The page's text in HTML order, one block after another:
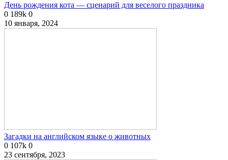
День рождения кота — сценарий для веселого праздника
0 189k 0
10 января, 2024
Загадки на английском языке о животных
0 107k 0
23 сентября, 2023